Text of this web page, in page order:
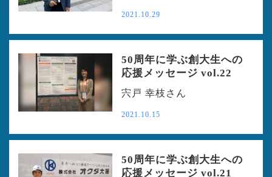
2021.10.29
50周年に学ぶ創大生への
応援メッセージ vol.22
宍戸 幸枝さん
2021.10.15
50周年に学ぶ創大生への
応援メッセージ vol.21